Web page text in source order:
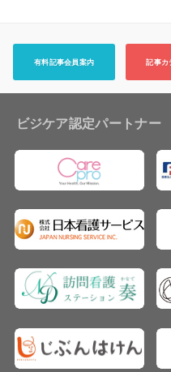
有料記事会員案内 記事カ
ビジケア認定パートナー